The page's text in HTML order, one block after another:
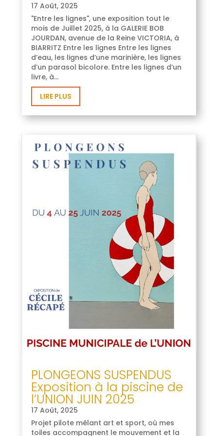
17 Août, 2025
"Entre les lignes", une exposition tout le
mois de Juillet 2025, à la GALERIE BOB
JOURDAN, avenue de la Reine VICTORIA, à
BIARRITZ Entre les lignes Entre les lignes
d’eau, les lignes d’une marinière, les lignes
d’un parasol bicolore. Entre les lignes d’un
livre, à...
LIRE PLUS
PLONGEONS SUSPENDUS
Exposition à la piscine de
l’UNION JUIN 2025
17 Août, 2025
Projet pilote mêlant art et sport, où mes
toiles accompagnent le mouvement et la